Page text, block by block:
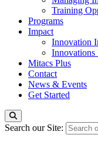
Training
Programs
Impact
Innovation
Innovations
Mitacs Plus
Contact
News & Events
Get Started
Search our Site: